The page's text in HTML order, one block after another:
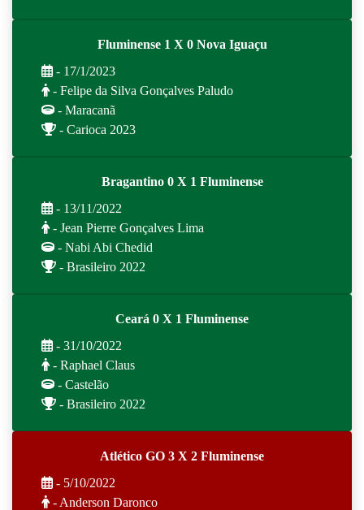
Fluminense 1 X 0 Nova Iguaçu
- 17/1/2023
- Felipe da Silva Gonçalves Paludo
- Maracanã
- Carioca 2023
Bragantino 0 X 1 Fluminense
- 13/11/2022
- Jean Pierre Gonçalves Lima
- Nabi Abi Chedid
- Brasileiro 2022
Ceará 0 X 1 Fluminense
- 31/10/2022
- Raphael Claus
- Castelão
- Brasileiro 2022
Atlético GO 3 X 2 Fluminense
- 5/10/2022
- Anderson Daronco